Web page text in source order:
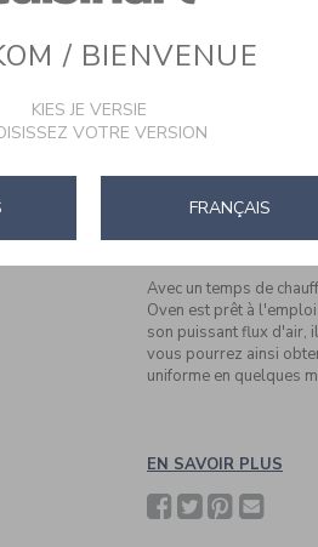
Le Air Fryer Mini Oven
dorés et croustillants,
Avec ses 7 modes de
chaud. Le Air Fryer
bons gâteaux, de
30 cm ou pour griller
pour cuire des toasts
Avec un temps de
Oven est prêt à
son puissant flux d'air,
vous pourrez ainsi
uniforme en quelques
EN SAVOIR PLUS
Facebook
TwitterPinterestPartager
avec
/ BIENVENUE
KIES JE VERSIE
VOTRE VERSION
FRANÇAIS